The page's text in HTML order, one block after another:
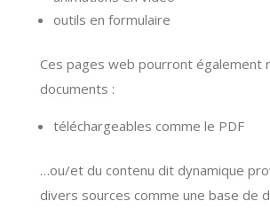
outils en formulaire
Ces pages web pourront également
documents :
téléchargeables comme le PDF
…ou/et du contenu dit dynamique
divers sources comme une base de